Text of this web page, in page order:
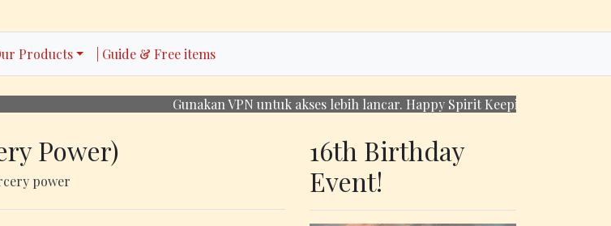
Products | Guide & Free items
Gunakan VPN untuk akses lebih lancar. Happy Spirit Keeping!
Power)
power
16th Birthday
Event!